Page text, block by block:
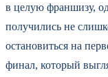
в целую франшизу,
получились не
остановиться на
финал, который